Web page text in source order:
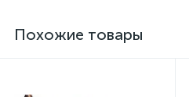
Похожие товары